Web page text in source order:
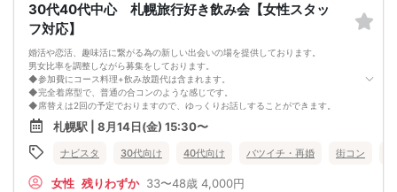
◆紅白えびせん
◆枝豆
◆生つくね塩ちゃんこ鍋
◆自家製鍋つくね、讃岐うどん
◆大根サラダ
◆フライドポテト
◆名物！生つくね串
◆こだわりの塩ザンギ
◆〆の雑炊
◆本日のデザート
飲み放題
生ビール、サワー、ソフトドリンクなど
30代40代中心 札幌旅行好き飲み会【女性スタッ
フ対応】
婚活や恋活、趣味活に繋がる為の新しい出会いの場を提供しております。
男女比率を調整しながら募集をしております。
◆参加費にコース料理+飲み放題代は含まれます。
◆完全着席型で、普通の合コンのような感じです。
◆席替えは2回の予定でおりますので、ゆっくりお話しすることができます。
少人数開催の場合席替えがない場合もございます。
◆スタートから終わりまで、スタッフも同行しますので、一人参加の方や初参加
の方も安心だと思います。
◆カップリング・プロフィールカードの記入はございません。
換しておいてください。
札幌駅 | 8月14日(金) 15:30〜
ナビスタ 30代向け 40代向け バツイチ・再婚 街コン
女性 残りわずか 33〜48歳 4,000円